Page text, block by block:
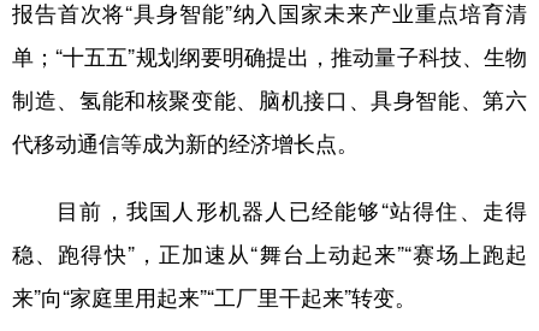
报告首次将“具身智能”纳入国家未来产业重点培育清
单；“十五五”规划纲要明确提出，推动量子科技、生物
制造、氢能和核聚变能、脑机接口、具身智能、第六
代移动通信等成为新的经济增长点。
目前，我国人形机器人已经能够“站得住、走得
稳、跑得快”，正加速从“舞台上动起来”“赛场上跑起
来”向“家庭里用起来”“工厂里干起来”转变。